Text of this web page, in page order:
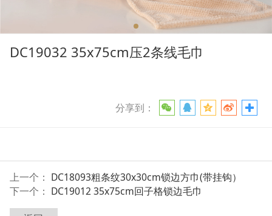
DC19032 35x75cm压2条线毛巾
分享到：
上一个： DC18093粗条纹30x30cm锁边方巾(带挂钩）
下一个： DC19012 35x75cm回子格锁边毛巾